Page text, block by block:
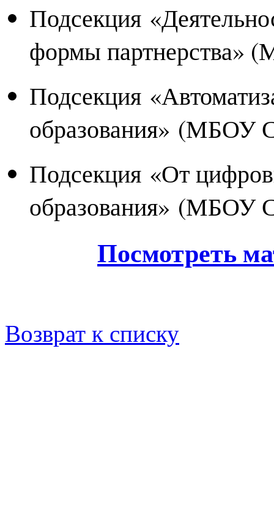
Подсекция
формы
Подсекция
образования»
Подсекция «От
образования»
Посмотреть
Возврат к списку